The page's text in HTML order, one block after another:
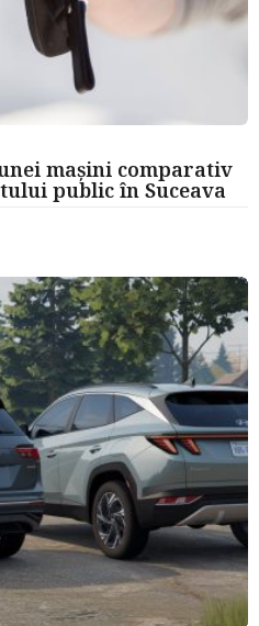
mașini comparativ
public în Suceava